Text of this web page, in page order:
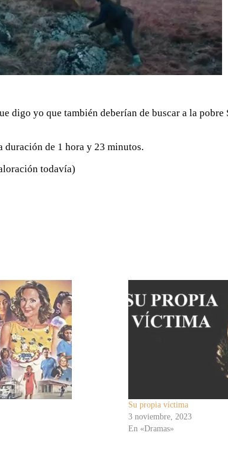
digo yo que también deberían de buscar a la
duración de 1 hora y 23 minutos.
todavía)
Su propia víctima
3 noviembre, 2023
En «Dramas»